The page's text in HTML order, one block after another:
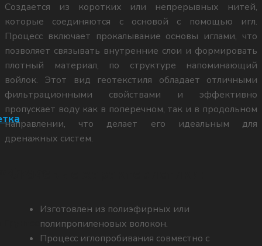
г.Шахты, пер.Сквозной, д.86 Б,
офис 8
т./ф.: 8 (863) 526-09-13
8 (909) 430-52-22
Создается из коротких или непрерывных нитей,
которые соединяются с основой с помощью игл.
Процесс включает прокалывание основы иглами, что
позволяет связывать внутренние слои и формировать
плотный материал, по структуре напоминающий
войлок. Этот вид геотекстиля обладает отличными
фильтрационными свойствами и эффективно
пропускает воду как в поперечном, так и в продольном
направлении, что делает его идеальным для
дренажных систем.
Изготовлен из полиэфирных или
полипропиленовых волокон.
Процесс иглопробивания совместно с